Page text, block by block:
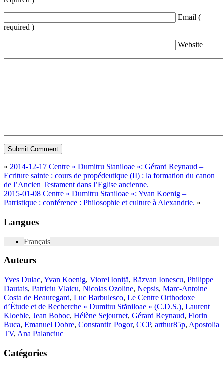
Email (
required )
Website
« 2014-12-17 Centre « Dumitru Staniloae »: Gérard Reynaud –
Ecriture sainte : cours de propédeutique (II) : la formation du canon
de l’Ancien Testament dans l’Eglise ancienne.
2015-01-08 Centre « Dumitru Staniloae »: Yvan Koenig –
Patristique : conférence : Philosophie et culture à Alexandrie. »
Langues
Français
Auteurs
Yves Dulac, Yvan Koenig, Viorel Ioniță, Răzvan Ionescu, Philippe
Dautais, Patriciu Vlaicu, Nicolas Ozoline, Nepsis, Marc-Antoine
Costa de Beauregard, Luc Barbulesco, Le Centre Orthodoxe
d’Étude et de Recherche « Dumitru Stăniloae » (C.D.S.), Laurent
Kloeble, Jean Boboc, Hélène Sejournet, Gérard Reynaud, Florin
Buca, Emanuel Dobre, Constantin Pogor, CCP, arthur85p, Apostolia
TV, Ana Palanciuc
Catégories